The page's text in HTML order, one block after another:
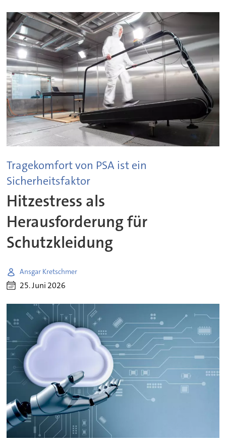
Tragekomfort von PSA ist ein
Sicherheitsfaktor
Hitzestress als
Herausforderung für
Schutzkleidung
Ansgar Kretschmer
25. Juni 2026